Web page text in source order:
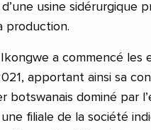
usine sidérurgique
production.
a commencé les
apportant ainsi sa
botswanais dominé par
filiale de la société